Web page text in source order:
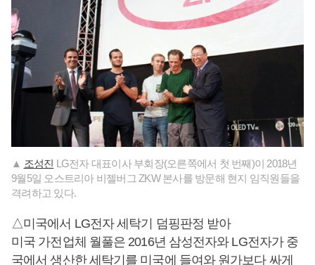
▲ 조성진 LG전자 대표이사 부회장(오른쪽에서 첫 번째)이 2018년
9월5일 오스트리아 비젤버그 ZKW 본사를 방문해 현지 임직원들을
격려하고 있다.
△미국에서 LG전자 세탁기 덤핑판정 받아
미국 가전업체 월풀은 2016년 삼성전자와 LG전자가 중
국에서 생산한 세탁기를 미국에 들여와 원가보다 싸게